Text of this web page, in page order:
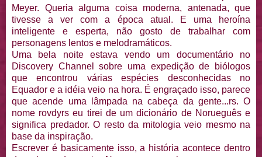
Meyer. Queria alguma coisa moderna, antenada, que
tivesse a ver com a época atual. E uma heroína
inteligente e esperta, não gosto de trabalhar com
personagens lentos e melodramáticos.
Uma bela noite estava vendo um documentário no
Discovery Channel sobre uma expedição de biólogos
que encontrou várias espécies desconhecidas no
Equador e a idéia veio na hora. É engraçado isso, parece
que acende uma lâmpada na cabeça da gente...rs. O
nome rovdyrs eu tirei de um dicionário de Norueguês e
significa predador. O resto da mitologia veio mesmo na
base da inspiração.
Escrever é basicamente isso, a história acontece dentro